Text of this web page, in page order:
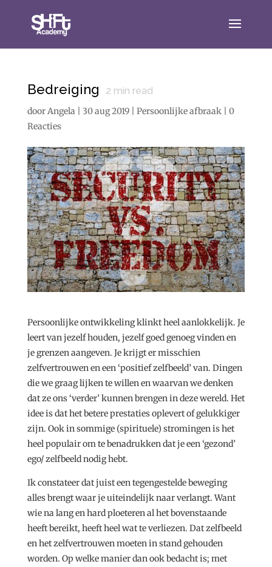
Bedreiging 2 min read
doorAngela 30 aug 2019| Persoonlijke afbraak| 0
Reacties
Persoonlijke ontwikkeling klinkt heel aanlokkelijk. Je
leert van jezelf houden, jezelf goed genoeg vinden en
je grenzen aangeven. Je krijgt er misschien
zelfvertrouwen en een ‘positief zelfbeeld’ van. Dingen
die we graag lijken te willen en waarvan we denken
dat ze ons ‘verder’ kunnen brengen in deze wereld. Het
idee is dat het betere prestaties oplevert of gelukkiger
zijn. Ook in sommige (spirituele) stromingen is het
heel populair om te benadrukken dat je een ‘gezond’
ego/ zelfbeeld nodig hebt.
Ik constateer dat juist een tegengestelde beweging
alles brengt waar je uiteindelijk naar verlangt. Want
wie na lang en hard ploeteren al het bovenstaande
heeft bereikt, heeft heel wat te verliezen. Dat zelfbeeld
en het zelfvertrouwen moeten in stand gehouden
worden. Op welke manier dan ook bedacht is; met